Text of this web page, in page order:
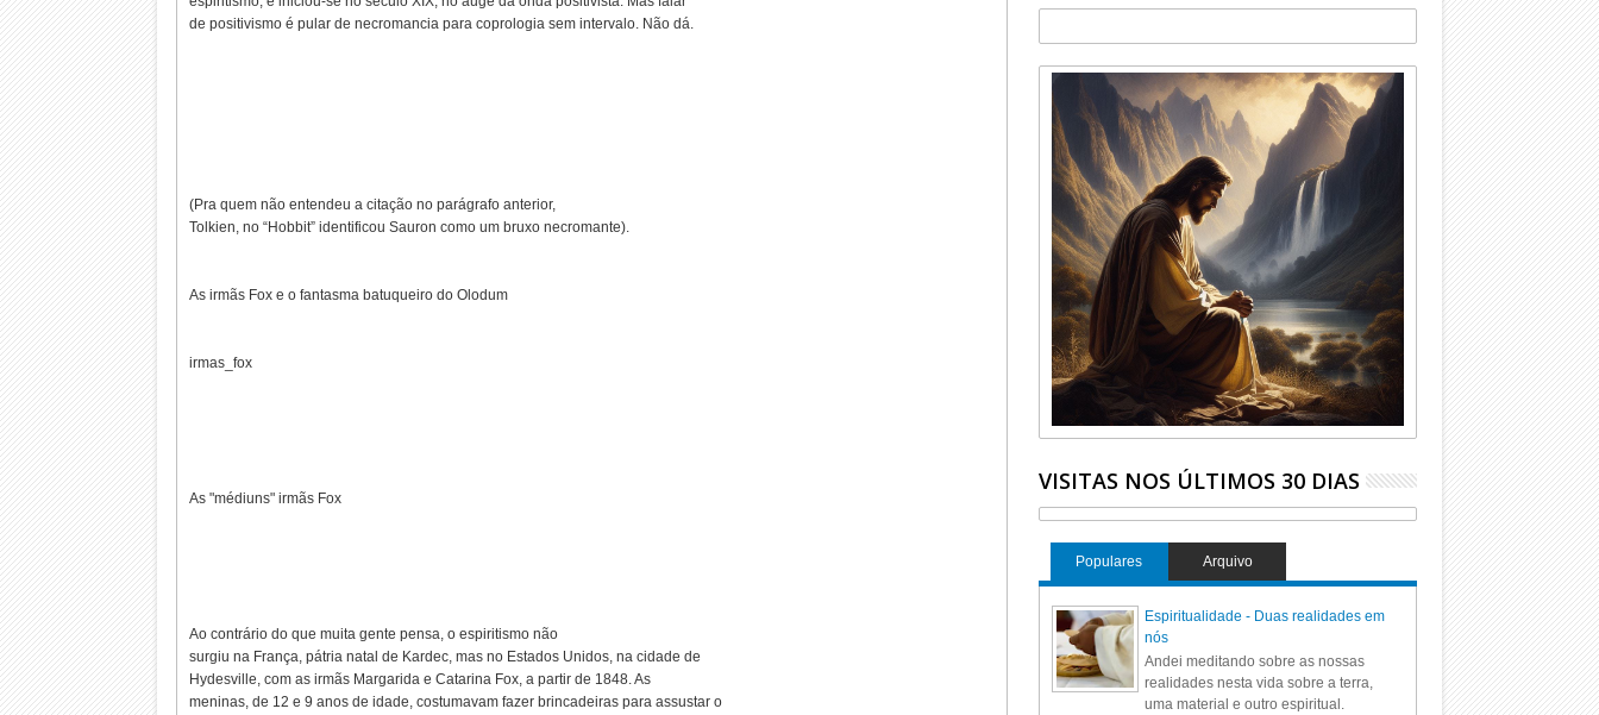
de positivismo é pular de necromancia para coprologia sem intervalo. Não dá.
(Pra quem não entendeu a citação no parágrafo anterior,
Tolkien, no “Hobbit” identificou Sauron como um bruxo necromante).
As irmãs Fox e o fantasma batuqueiro do Olodum
irmas_fox
As "médiuns" irmãs Fox
Ao contrário do que muita gente pensa, o espiritismo não
surgiu na França, pátria natal de Kardec, mas no Estados Unidos, na cidade de
Hydesville, com as irmãs Margarida e Catarina Fox, a partir de 1848. As
meninas, de 12 e 9 anos de idade, costumavam fazer brincadeiras para assustar o
VISITAS NOS ÚLTIMOS 30 DIAS
Populares Arquivo
Espiritualidade - Duas realidades em
nós
Andei meditando sobre as nossas
realidades nesta vida sobre a terra,
uma material e outro espiritual.